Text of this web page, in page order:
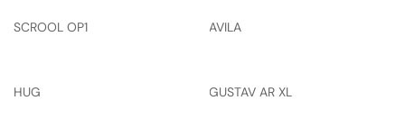
SCROOL OP1 AVILA
HUG GUSTAV AR XL